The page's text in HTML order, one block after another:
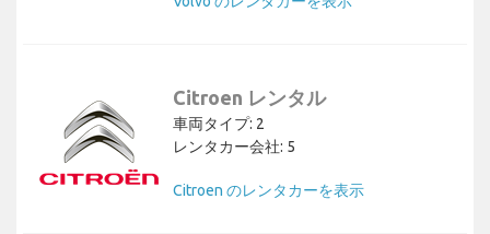
Citroen レンタル
車両タイプ: 2
レンタカー会社: 5
Citroen のレンタカーを表示